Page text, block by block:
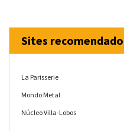
Sites
La Parisserie
Mondo Metal
Núcleo Villa-Lobos